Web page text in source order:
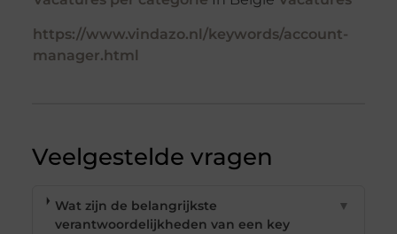
https://www.vindazo.nl/keywords/account-
manager.html
Veelgestelde vragen
Wat zijn de belangrijkste
verantwoordelijkheden van een key
▼